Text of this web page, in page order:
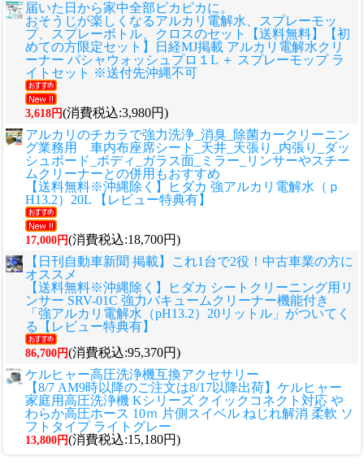
届いた日から家中全部ピカピカに。
おそうじが楽しくなるアルカリ電解水、スプレーモッ
プ、スプレーボトル、クロスのセット
【送料無料】【初
めての方限定セット】日経MJ掲載 アルカリ電解水クリ
ーナー パシャウォッシュプロ１L ＋ スプレーモップ ラ
イトセット ※送付先沖縄不可
3,618円(消費税込:3,980円)
アルカリのチカラで強力洗浄_消臭_除菌カークリーニン
グ業務用 車内布座席シート_天井_天張り_内張り_ダッ
シュボード_ボディ_ガラス面_ミラー_リンサーやスチー
ムクリーナーとの併用もおすすめ
【送料無料※沖縄除く】ヒダカ 強アルカリ電解水（ｐ
H13.2）20L 【レビュー特典有】
17,000円(消費税込:18,700円)
【日刊自動車新聞 掲載】これ1台で2役！中古車業の方に
オススメ
【送料無料※沖縄除く】ヒダカ シートクリーニング用リ
ンサー SRV-01C 強力バキュームクリーナー機能付き
「強アルカリ電解水（pH13.2）20リットル」がついてく
る【レビュー特典有】
86,700円(消費税込:95,370円)
ケルヒャー高圧洗浄機互換アクセサリー
【8/7 AM9時以降のご注文は8/17以降出荷】ケルヒャー
家庭用高圧洗浄機 Kシリーズ クイックコネクト対応 や
わらか高圧ホース 10ｍ 片側スイベル ねじれ解消 柔軟 ソ
フトタイプ ライトグレー
13,800円(消費税込:15,180円)